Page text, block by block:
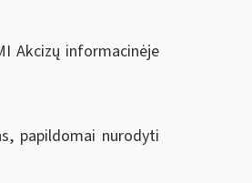
Akcizų informacinėje
papildomai nurodyti